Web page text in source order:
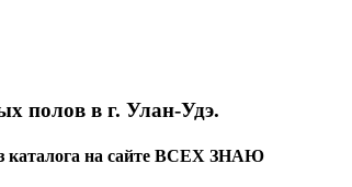
полов в г. Улан-Удэ.
каталога на сайте ВСЕХ ЗНАЮ